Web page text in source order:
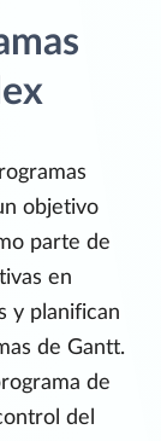
objetivo
parte de
en
y planifican
de Gantt.
de
del